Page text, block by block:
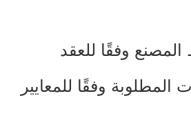
وفقًا للعقد
المطلوبة وفقًا للمعايير